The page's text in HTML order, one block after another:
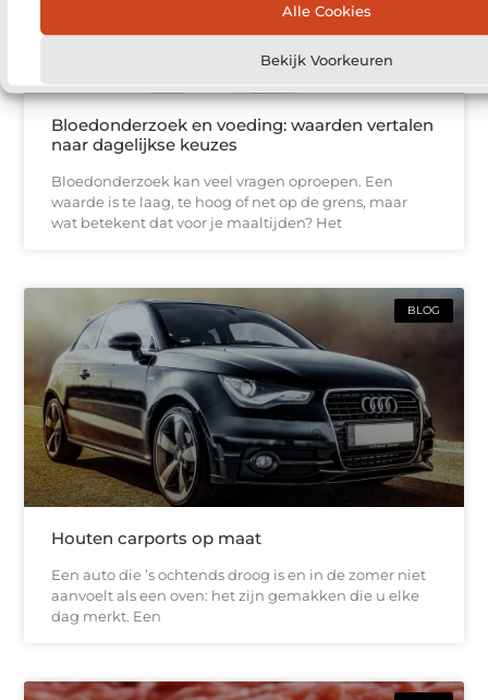
Alle Cookies
Bekijk Voorkeuren
Bloedonderzoek en voeding: waarden vertalen
naar dagelijkse keuzes
Bloedonderzoek kan veel vragen oproepen. Een
waarde is te laag, te hoog of net op de grens, maar
wat betekent dat voor je maaltijden? Het
BLOG
Houten carports op maat
Een auto die ’s ochtends droog is en in de zomer niet
aanvoelt als een oven: het zijn gemakken die u elke
dag merkt. Een